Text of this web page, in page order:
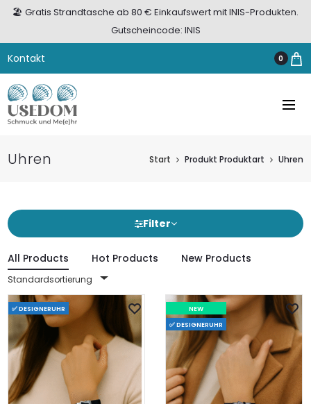
🏖️ Gratis Strandtasche ab 80 € Einkaufswert mit INIS-Produkten.
Gutscheincode: INIS
Kontakt 0
Uhren Start Produkt Produktart Uhren
Filter
All Products Hot Products New Products
Standardsortierung
✅ DESIGNERUHR
NEW
✅ DESIGNERUHR